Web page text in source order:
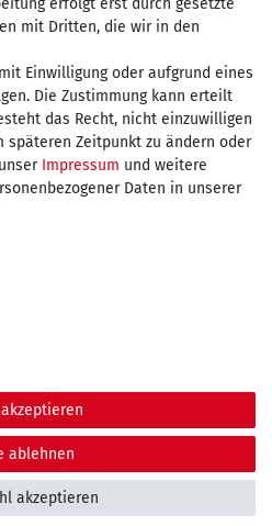
widerrufen
GmbH. | Alle Rechte vorbehalten.
erfolgt erst durch gesetzte
mit Dritten, die wir in den
Einwilligung oder aufgrund eines
Die Zustimmung kann erteilt
das Recht, nicht einzuwilligen
späteren Zeitpunkt zu ändern oder
Impressum und weitere
Daten in unserer
ablehnen
akzeptieren